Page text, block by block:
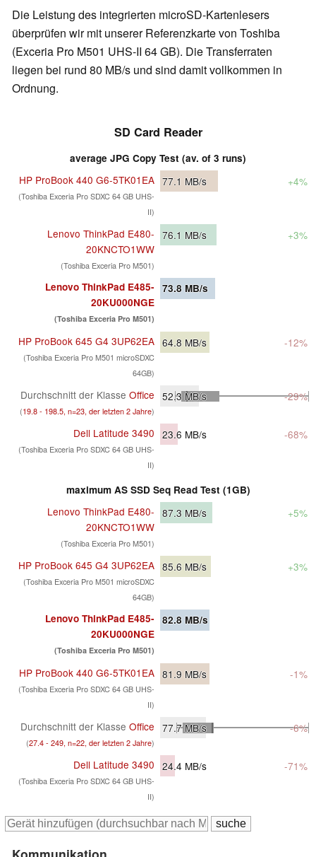
Die Leistung des integrierten microSD-Kartenlesers
überprüfen wir mit unserer Referenzkarte von Toshiba
(Exceria Pro M501 UHS-II 64 GB). Die Transferraten
liegen bei rund 80 MB/s und sind damit vollkommen in
Ordnung.
SD Card Reader
average JPG Copy Test (av. of 3 runs)
HP ProBook 440 G6-5TK01EA
(Toshiba Exceria Pro SDXC 64 GB UHS-
II)
77.1 MB/s +4%
Lenovo ThinkPad E480-
20KNCTO1WW
(Toshiba Exceria Pro M501)
76.1 MB/s +3%
Lenovo ThinkPad E485-
20KU000NGE
(Toshiba Exceria Pro M501)
73.8 MB/s
HP ProBook 645 G4 3UP62EA
(Toshiba Exceria Pro M501 microSDXC
64GB)
64.8 MB/s -12%
Durchschnitt der Klasse Office
(19.8 - 198.5, n=23, der letzten 2 Jahre)
52.3 MB/s -29%
Dell Latitude 3490
(Toshiba Exceria Pro SDXC 64 GB UHS-
II)
23.6 MB/s -68%
maximum AS SSD Seq Read Test (1GB)
Lenovo ThinkPad E480-
20KNCTO1WW
(Toshiba Exceria Pro M501)
87.3 MB/s +5%
HP ProBook 645 G4 3UP62EA
(Toshiba Exceria Pro M501 microSDXC
64GB)
85.6 MB/s +3%
Lenovo ThinkPad E485-
20KU000NGE
(Toshiba Exceria Pro M501)
82.8 MB/s
HP ProBook 440 G6-5TK01EA
(Toshiba Exceria Pro SDXC 64 GB UHS-
II)
81.9 MB/s -1%
Durchschnitt der Klasse Office
(27.4 - 249, n=22, der letzten 2 Jahre)
77.7MB/s -6%
Dell Latitude 3490
(Toshiba Exceria Pro SDXC 64 GB UHS-
II)
24.4 MB/s -71%